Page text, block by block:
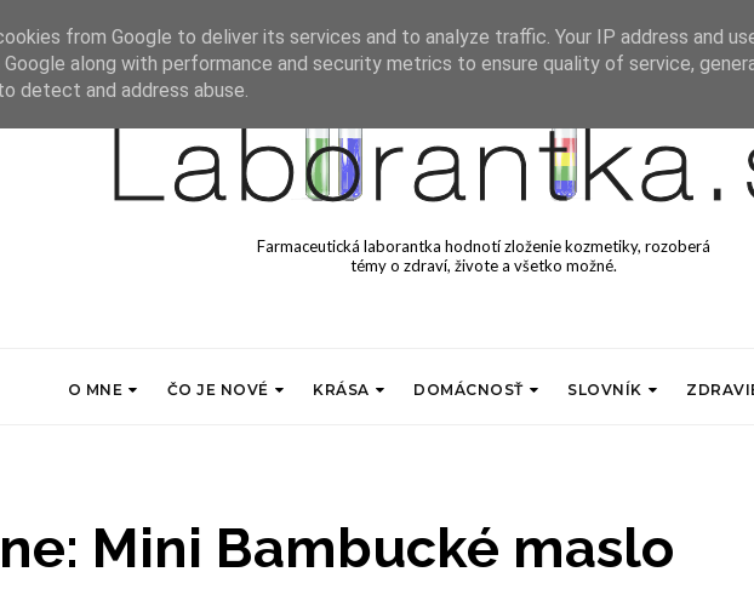
Farmaceutická laborantka hodnotí zloženie kozmetiky, rozoberá
témy o zdraví, živote a všetko možné.
O MNE ČO JE NOVÉ KRÁSA DOMÁCNOSŤ SLOVNÍK
Mini Bambucké maslo
from Google to deliver its services and to analyze traffic. Your IP address and
Google along with performance and security metrics to ensure quality of service,
detect and address abuse.